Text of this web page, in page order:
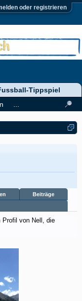
oder registrieren
Beiträge
Profil von Nell, die
Tippspiel